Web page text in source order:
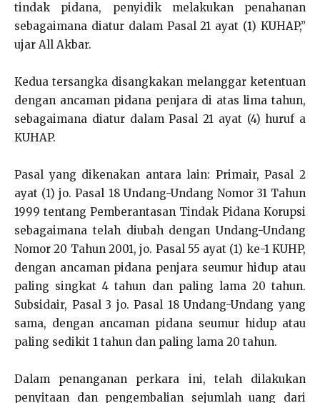
tindak pidana, penyidik melakukan penahanan
sebagaimana diatur dalam Pasal 21 ayat (1) KUHAP,”
ujar All Akbar.
Kedua tersangka disangkakan melanggar ketentuan
dengan ancaman pidana penjara di atas lima tahun,
sebagaimana diatur dalam Pasal 21 ayat (4) huruf a
KUHAP.
Pasal yang dikenakan antara lain: Primair, Pasal 2
ayat (1) jo. Pasal 18 Undang-Undang Nomor 31 Tahun
1999 tentang Pemberantasan Tindak Pidana Korupsi
sebagaimana telah diubah dengan Undang-Undang
Nomor 20 Tahun 2001, jo. Pasal 55 ayat (1) ke-1 KUHP,
dengan ancaman pidana penjara seumur hidup atau
paling singkat 4 tahun dan paling lama 20 tahun.
Subsidair, Pasal 3 jo. Pasal 18 Undang-Undang yang
sama, dengan ancaman pidana seumur hidup atau
paling sedikit 1 tahun dan paling lama 20 tahun.
Dalam penanganan perkara ini, telah dilakukan
penyitaan dan pengembalian sejumlah uang dari